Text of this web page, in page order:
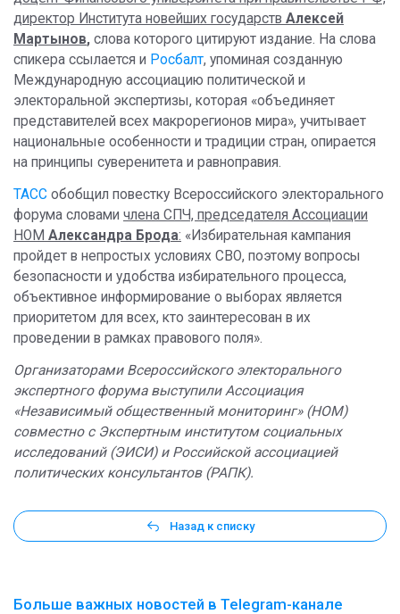
директор Института новейших государств Алексей
Мартынов, слова которого цитируют издание. На слова
спикера ссылается и Росбалт, упоминая созданную
Международную ассоциацию политической и
электоральной экспертизы, которая «объединяет
представителей всех макрорегионов мира», учитывает
национальные особенности и традиции стран, опирается
на принципы суверенитета и равноправия.
ТАСС обобщил повестку Всероссийского электорального
форума словами члена СПЧ, председателя Ассоциации
НОМ Александра Брода: «Избирательная кампания
пройдет в непростых условиях СВО, поэтому вопросы
безопасности и удобства избирательного процесса,
объективное информирование о выборах является
приоритетом для всех, кто заинтересован в их
проведении в рамках правового поля».
Организаторами Всероссийского электорального
экспертного форума выступили Ассоциация
«Независимый общественный мониторинг» (НОМ)
совместно с Экспертным институтом социальных
исследований (ЭИСИ) и Российской ассоциацией
политических консультантов (РАПК).
Назад к списку
Больше важных новостей в Telegram-канале